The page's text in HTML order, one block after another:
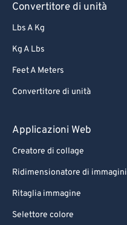
Convertitore di unità
Lbs A Kg
Kg A Lbs
Feet A Meters
Convertitore di unità
Applicazioni Web
Creatore di collage
Ridimensionatore di immagini
Ritaglia immagine
Selettore colore